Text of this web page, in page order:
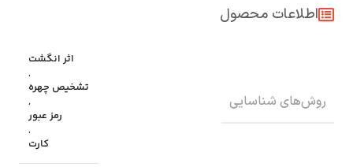
اطلاعات محصول
روش‌های شناسایی
اثر انگشت
,
تشخیص چهره
,
رمز عبور
,
کارت